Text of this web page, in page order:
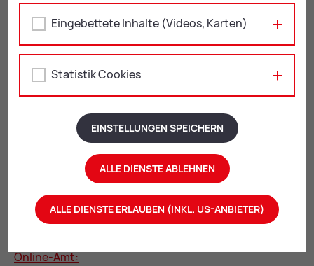
Erzherzog Johann-Straße 2
8700 Leoben
+43 3842 4062-0
stadtgemeinde@leoben.at
Mo u. Do: 08:00 – 16:00 Uhr
Di, Mi u. Fr: 08:00 – 12:00 Uhr
Nach vorheriger Vereinbarung:
Do: 07:00 – 08:00 Uhr u. 16:00 – 18:00 Uhr
Fr: 12:00 – 13:00 Uhr
Online-Amt:
Eingebettete Inhalte (Videos, Karten)
Statistik Cookies
EINSTELLUNGEN SPEICHERN
ALLE DIENSTE ABLEHNEN
ALLE DIENSTE ERLAUBEN (INKL. US-ANBIETER)